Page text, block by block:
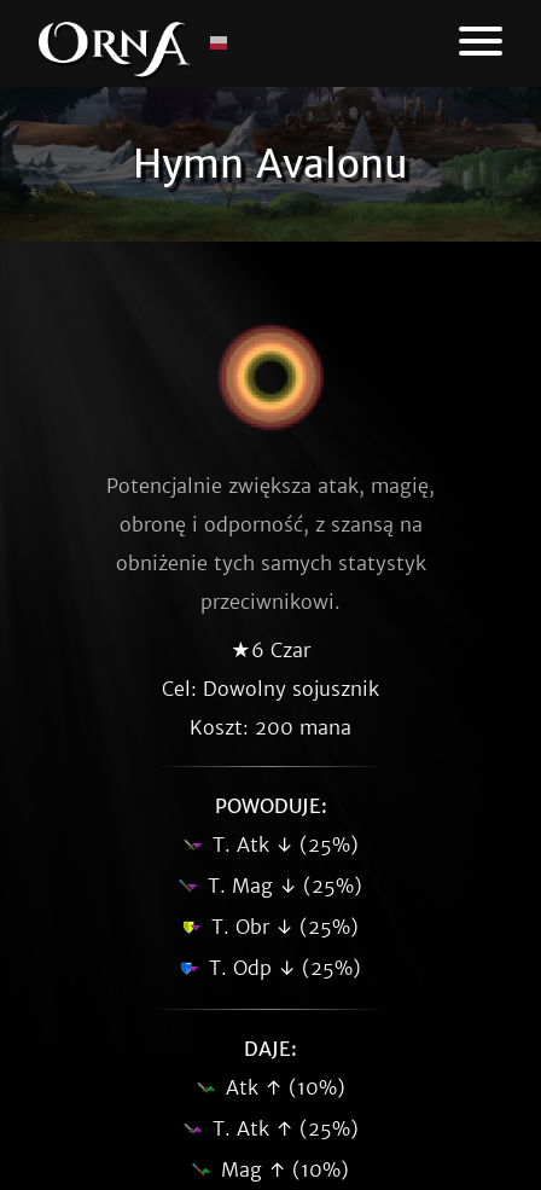
Hymn Avalonu
Potencjalnie zwiększa atak, magię,
obronę i odporność, z szansą na
obniżenie tych samych statystyk
przeciwnikowi.
★6 Czar
Cel: Dowolny sojusznik
Koszt: 200 mana
POWODUJE:
T. Atk ↓ (25%)
T. Mag ↓ (25%)
T. Obr ↓ (25%)
T. Odp ↓ (25%)
DAJE:
Atk ↑ (10%)
T. Atk ↑ (25%)
Mag ↑ (10%)